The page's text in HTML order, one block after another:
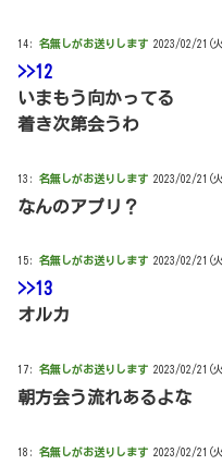
14: 名無しがお送りします 2023/02/21(火
>>12
いまもう向かってる
着き次第会うわ
13: 名無しがお送りします 2023/02/21(
なんのアプリ？
15: 名無しがお送りします 2023/02/21(火
>>13
オルカ
17: 名無しがお送りします 2023/02/21(
朝方会う流れあるよな
18: 名無しがお送りします 2023/02/21(火